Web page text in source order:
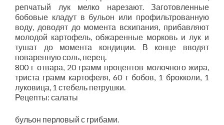
репчатый лук мелко нарезают. Заготовленные
бобовые кладут в бульон или профильтрованную
воду, доводят до момента вскипания, прибавляют
молодой картофель, обжаренные морковь и лук и
тушат до момента кондиции. В конце вводят
поваренную соль, перец.
800 г отвара, 20 грамм процентов молочного жира,
триста грамм картофеля, 60 г бобов, 1 брокколи, 1
луковица, 1 стебель петрушки.
Рецепты: салаты
бульон перловый с грибами.